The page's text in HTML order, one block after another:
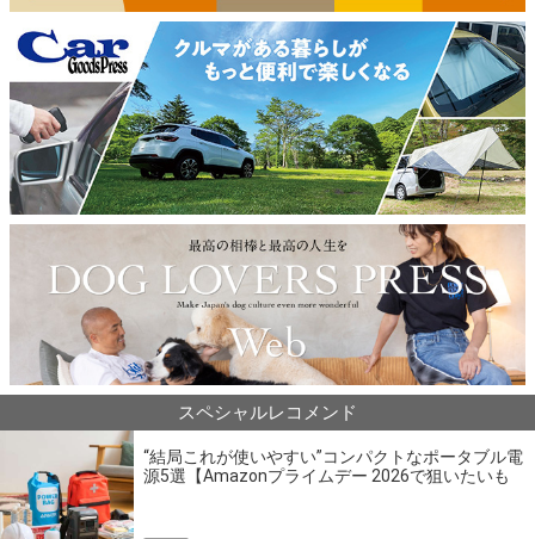
スペシャルレコメンド
“結局これが使いやすい”コンパクトなポータブル電
源5選【Amazonプライムデー 2026で狙いたいも